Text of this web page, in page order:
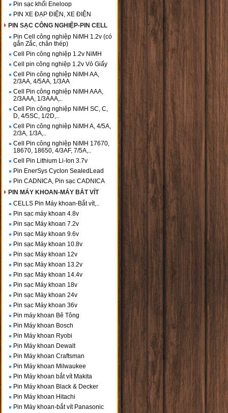
Pin sạc khối Eneloop
PIN XE ĐẠP ĐIỆN, XE ĐIỆN
PIN SẠC CÔNG NGHIỆP-PIN CELL
Pin Cell công nghiệp NiMH 1.2v (có
gắn Zắc, chân thép)
Cell Pin công nghiệp 1.2v NiMH
Cell pin công nghiệp 1.2v Vỏ Giấy
Cell Pin công nghiệp NiMH AA,
2/3AA, 4/5AA, 1/3AA
Cell Pin công nghiệp NiMH AAA,
2/3AAA, 1/3AAA,..
Cell Pin công nghiệp NiMH SC, C,
D, 4/5SC, 1/2D,..
Cell Pin công nghiệp NiMH A, 4/5A,
2/3A, 1/3A,..
Cell Pin công nghiệp NiMH 17670,
18670, 18650, 4/3AF, 7/5A,..
Cell Pin Lithium Li-Ion 3.7v
Pin EnerSys Cyclon SealedLead
Pin CADNICA, Pin sạc CADNICA
PIN MÁY KHOAN-MÁY BẮT VÍT
CELLS Pin Máy khoan-Bắt vít,..
Pin sạc máy khoan 4.8v
Pin sạc Máy khoan 7.2v
Pin sạc Máy khoan 9.6v
Pin sạc Máy khoan 10.8v
Pin sạc Máy khoan 12v
Pin sạc Máy khoan 13.2v
Pin sạc Máy khoan 14.4v
Pin sạc Máy khoan 18v
Pin sạc Máy khoan 24v
Pin sạc Máy khoan 36v
Pin máy khoan Bê Tông
Pin Máy khoan Bosch
Pin Máy khoan Ryobi
Pin Máy khoan Dewalt
Pin Máy khoan Craftsman
Pin Máy khoan Milwaukee
Pin Máy khoan bắt vít Makita
Pin Máy khoan Black & Decker
Pin Máy khoan Hitachi
Pin Máy khoan-bắt vít Panasonic